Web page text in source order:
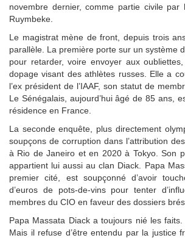
novembre dernier, comme partie civile par
Ruymbeke.
Le magistrat mène de front, depuis trois
parallèle. La première porte sur un système
pour retarder, voire envoyer aux
dopage visant des athlètes russes. Elle a
l’ex président de l’IAAF, son statut de
Le Sénégalais, aujourd’hui âgé de 85 ans,
résidence en France.
La seconde enquête, plus directement
soupçons de corruption dans l’attribution
à Rio de Janeiro et en 2020 à Tokyo. Son
appartient lui aussi au clan Diack. Papa
premier cité, est soupçonné d’avoir
d’euros de pots-de-vins pour tenter
membres du CIO en faveur des dossiers
Papa Massata Diack a toujours nié les faits.
Mais il refuse d’être entendu par la justice